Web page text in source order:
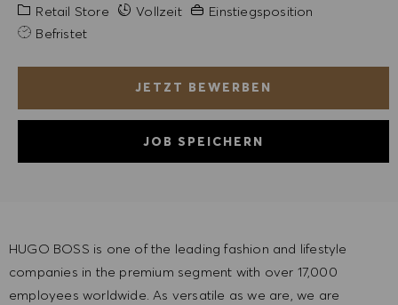
Kategorie
Retail Store Vollzeit Erfahrung erforderlich
Einstiegsposition
Befristet
JETZT BEWERBEN
JOB SPEICHERN
HUGO BOSS is one of the leading fashion and lifestyle
companies in the premium segment with over 17,000
employees worldwide. As versatile as we are, we are